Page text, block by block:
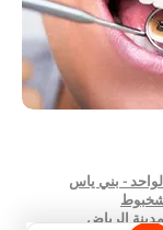
- بني ياس
شخبوط
الرياض